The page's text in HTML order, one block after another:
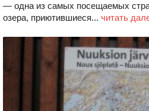
— одна из самых посещаемых
озера, приютившиеся... читать